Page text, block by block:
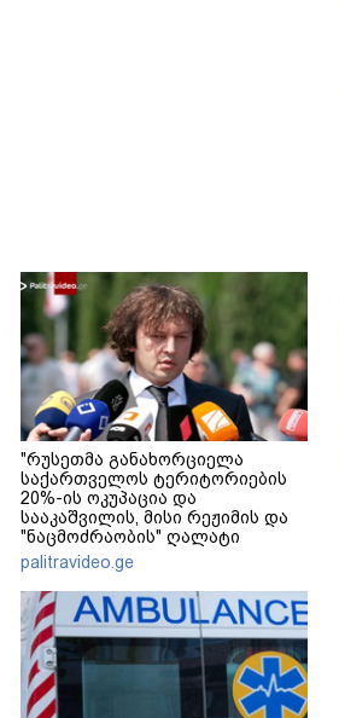
"რუსეთმა განახორციელა
საქართველოს ტერიტორიების
20%-ის ოკუპაცია და
სააკაშვილის, მისი რეჟიმის და
"ნაცმოძრაობის" ღალატი
ვერანაირად ვერ გადაფარავს
ამ დანაშაულს" - ირაკლი
კობახიძე
palitravideo.ge